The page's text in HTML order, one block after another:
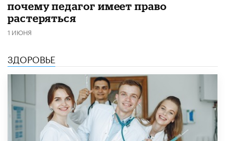
почему педагог имеет право
растеряться
1 ИЮНЯ
ЗДОРОВЬЕ